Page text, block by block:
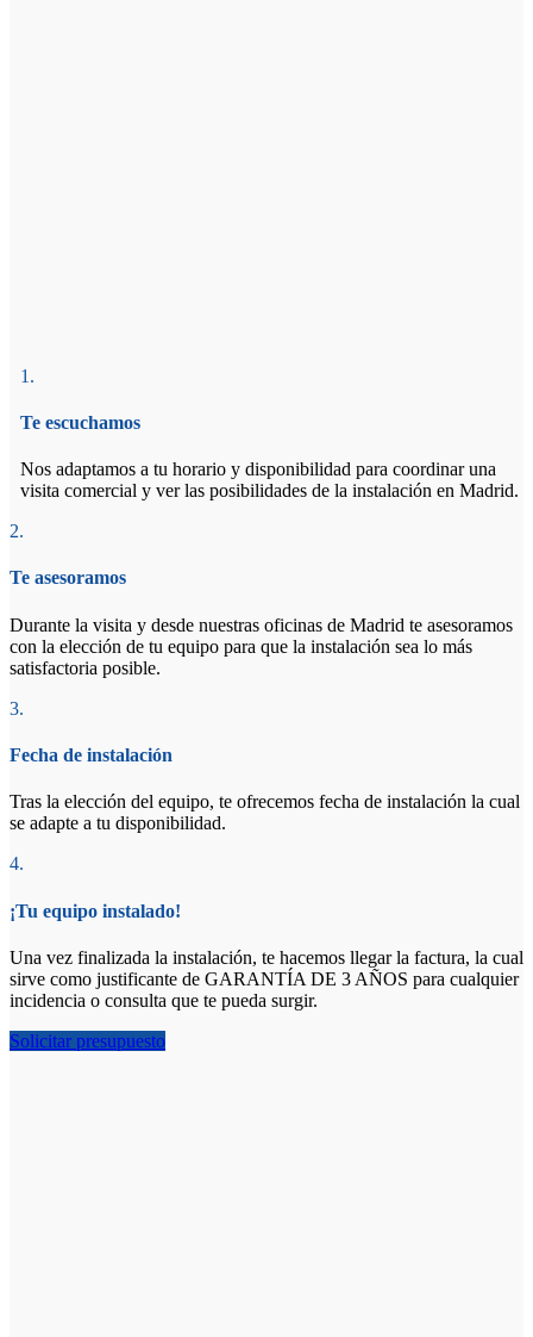
1.
Te escuchamos
Nos adaptamos a tu horario y disponibilidad para coordinar una
visita comercial y ver las posibilidades de la instalación en Madrid.
2.
Te asesoramos
Durante la visita y desde nuestras oficinas de Madrid te asesoramos
con la elección de tu equipo para que la instalación sea lo más
satisfactoria posible.
3.
Fecha de instalación
Tras la elección del equipo, te ofrecemos fecha de instalación la cual
se adapte a tu disponibilidad.
4.
¡Tu equipo instalado!
Una vez finalizada la instalación, te hacemos llegar la factura, la cual
sirve como justificante de GARANTÍA DE 3 AÑOS para cualquier
incidencia o consulta que te pueda surgir.
Solicitar presupuesto